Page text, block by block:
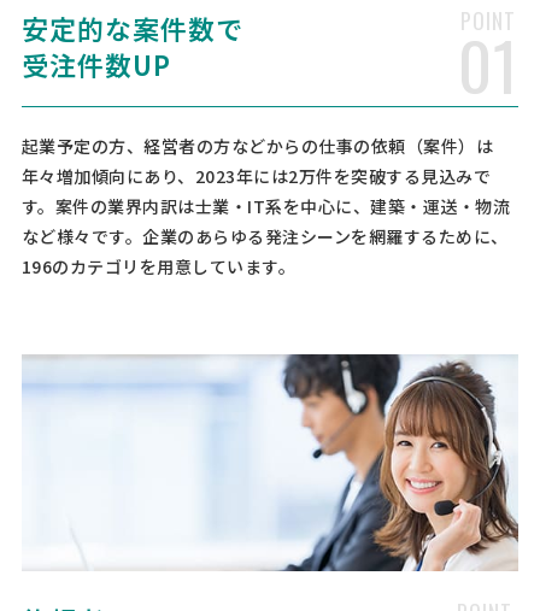
POINT
01
安定的な案件数で
受注件数UP
起業予定の方、経営者の方などからの仕事の依頼（案件）は
年々増加傾向にあり、2023年には2万件を突破する見込みで
す。案件の業界内訳は士業・IT系を中心に、建築・運送・物流
など様々です。企業のあらゆる発注シーンを網羅するために、
196のカテゴリを用意しています。
司法書士 > 不動産登記
総額予算 相談して決めたい 東京都
[相談の種類] 不動産を売買 [登記簿謄本の有無] 無し [地積（広さ）] 8
スピード] 緊急 [相談内容] 中古マンションを購入しました。 こちらの
登記をお願いしたいです。 物件価格 …
【不動産登記】司法書士への相談・問合せ
司法書士 > 司法書士
[相談内容] 2名の不動産 相続による名義変更登記 [ご希望・ご要望]
【起業・開業支援】司法書士への相談・問合
相談して決めたい 依頼地域 千葉県